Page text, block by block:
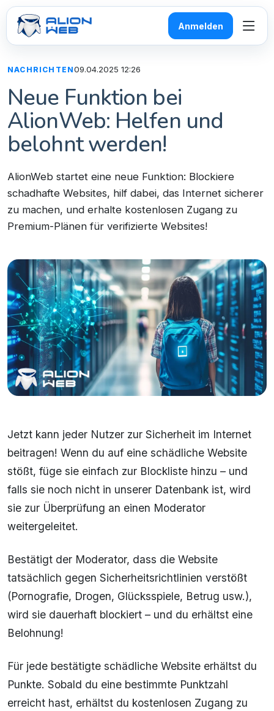
Anmelden
NACHRICHTEN09.04.2025 12:26
Neue Funktion bei
AlionWeb: Helfen und
belohnt werden!
AlionWeb startet eine neue Funktion: Blockiere
schadhafte Websites, hilf dabei, das Internet sicherer
zu machen, und erhalte kostenlosen Zugang zu
Premium-Plänen für verifizierte Websites!
Jetzt kann jeder Nutzer zur Sicherheit im Internet
beitragen! Wenn du auf eine schädliche Website
stößt, füge sie einfach zur Blockliste hinzu – und
falls sie noch nicht in unserer Datenbank ist, wird
sie zur Überprüfung an einen Moderator
weitergeleitet.
Bestätigt der Moderator, dass die Website
tatsächlich gegen Sicherheitsrichtlinien verstößt
(Pornografie, Drogen, Glücksspiele, Betrug usw.),
wird sie dauerhaft blockiert – und du erhältst eine
Belohnung!
Für jede bestätigte schädliche Website erhältst du
Punkte. Sobald du eine bestimmte Punktzahl
erreicht hast, erhältst du kostenlosen Zugang zu